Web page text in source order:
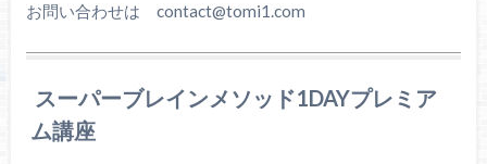
お問い合わせは contact@tomi1.com
スーパーブレインメソッド1DAYプレミア
ム講座